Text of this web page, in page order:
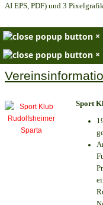
AI EPS, PDF) und 3
×
×
Sport